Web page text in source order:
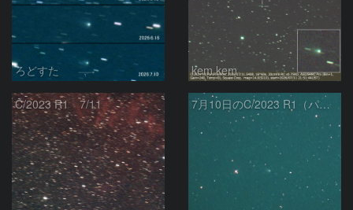
ろどすた kem.kem
C/2023 R1 7/11 7月10日のC/2023 R1（パンスターズ彗星）